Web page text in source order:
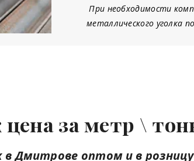
При необходимости
металлического уголка
ценаза метр \
Дмитрове оптом и в